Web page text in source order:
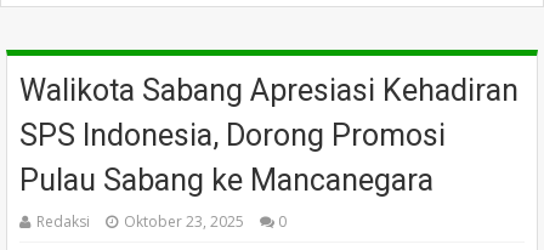
Walikota Sabang Apresiasi Kehadiran
SPS Indonesia, Dorong Promosi
Pulau Sabang ke Mancanegara
Redaksi Oktober 23, 2025 0